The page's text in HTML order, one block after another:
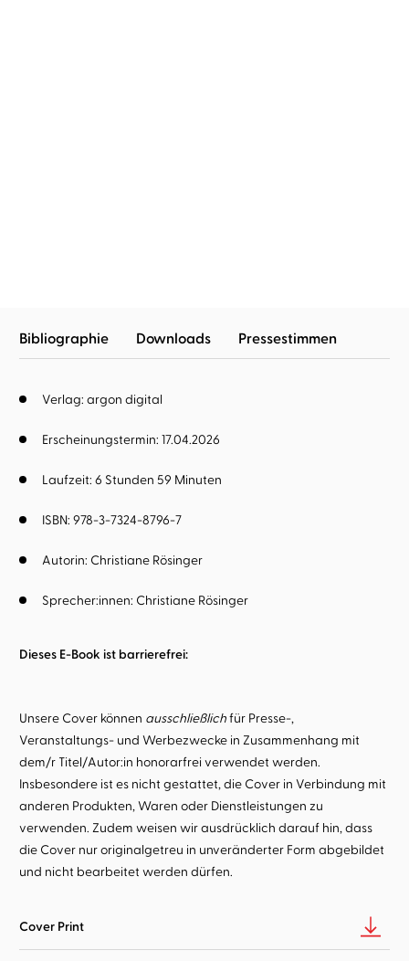
Bibliographie Downloads Pressestimmen
Verlag: argon digital
Erscheinungstermin: 17.04.2026
Laufzeit: 6 Stunden 59 Minuten
ISBN: 978-3-7324-8796-7
Autorin: Christiane Rösinger
Sprecher:innen: Christiane Rösinger
Dieses E-Book ist barrierefrei:
Unsere Cover können ausschließlichfür Presse-,
Veranstaltungs- und Werbezwecke in Zusammenhang mit
dem/r Titel/Autor:in honorarfrei verwendet werden.
Insbesondere ist es nicht gestattet, die Cover in Verbindung mit
anderen Produkten, Waren oder Dienstleistungen zu
verwenden. Zudem weisen wir ausdrücklich darauf hin, dass
die Cover nur originalgetreu in unveränderter Form abgebildet
und nicht bearbeitet werden dürfen.
Cover Print